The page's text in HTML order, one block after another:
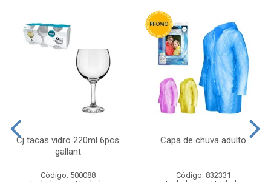
Cj tacas vidro 220ml 6pcs
gallant
Código: 500088
Capa de chuva adulto
Código: 832331